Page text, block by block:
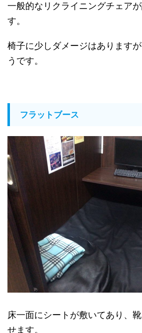
一般的なリクライニングチェア
す。
椅子に少しダメージはあります
うです。
フラットブース
床一面にシートが敷いてあり、
せます。